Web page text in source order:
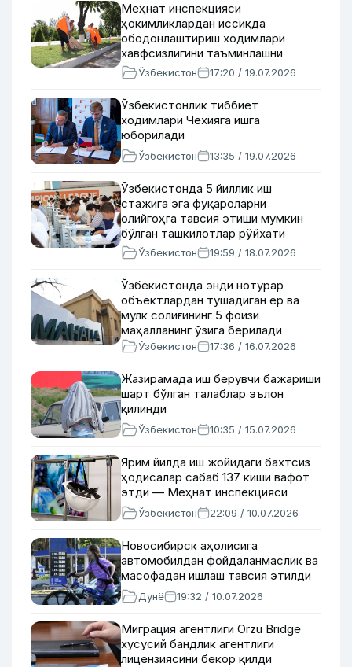
Меҳнат инспекцияси
ҳокимликлардан иссиқда
ободонлаштириш ходимлари
хавфсизлигини таъминлашни
сўради
Ўзбекистон 17:20 / 19.07.2026
Ўзбекистонлик тиббиёт
ходимлари Чехияга ишга
юборилади
Ўзбекистон 13:35 / 19.07.2026
Ўзбекистонда 5 йиллик иш
стажига эга фуқароларни
олийгоҳга тавсия этиши мумкин
бўлган ташкилотлар рўйхати
тасдиқланди
Ўзбекистон 19:59 / 18.07.2026
Ўзбекистонда энди нотурар
объектлардан тушадиган ер ва
мулк солиғининг 5 фоизи
маҳалланинг ўзига берилади
Ўзбекистон 17:36 / 16.07.2026
Жазирамада иш берувчи бажариши
шарт бўлган талаблар эълон
қилинди
Ўзбекистон 10:35 / 15.07.2026
Ярим йилда иш жойидаги бахтсиз
ҳодисалар сабаб 137 киши вафот
этди — Меҳнат инспекцияси
Ўзбекистон 22:09 / 10.07.2026
Новосибирск аҳолисига
автомобилдан фойдаланмаслик ва
масофадан ишлаш тавсия этилди
Дунё 19:32 / 10.07.2026
Миграция агентлиги Orzu Bridge
хусусий бандлик агентлиги
лицензиясини бекор қилди